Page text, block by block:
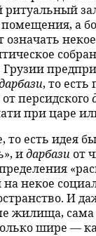
ритуальный
помещения, а
, то
персидского
при царе
то есть идея
идарбази от
на некое
И
жилища,
шире —